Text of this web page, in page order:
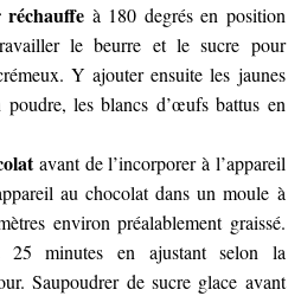
à 180 degrés en position
le beurre et le sucre pour
Y ajouter ensuite les jaunes
poudre, les blancs d’œufs battus en
avant de l’incorporer à l’appareil
au chocolat dans un moule à
environ préalablement graissé.
minutes en ajustant selon la
Saupoudrer de sucre glace avant